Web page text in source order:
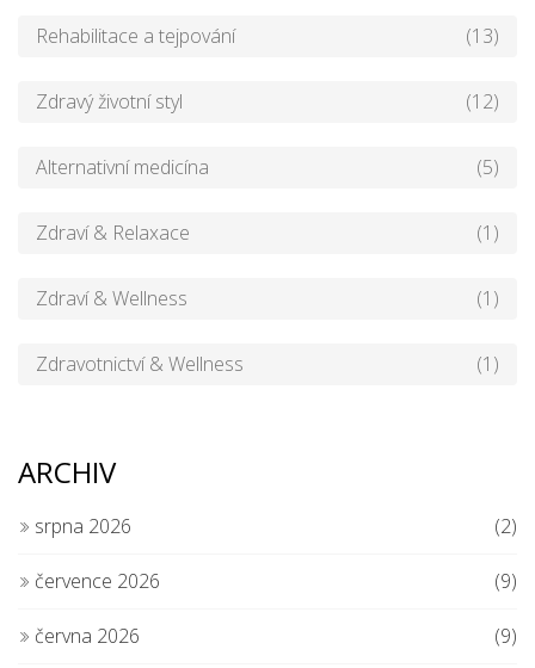
Rehabilitace a tejpování (13)
Zdravý životní styl (12)
Alternativní medicína (5)
Zdraví & Relaxace (1)
Zdraví & Wellness (1)
Zdravotnictví & Wellness (1)
ARCHIV
srpna 2026 (2)
července 2026 (9)
června 2026 (9)